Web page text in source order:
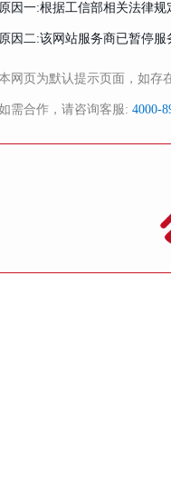
因一:根据工信部相关法律规
因二:该网站服务商已暂停服
网页为默认提示页面，如存
需合作，请咨询客服: 4000-